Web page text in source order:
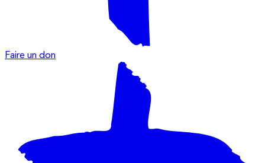
Faire un don